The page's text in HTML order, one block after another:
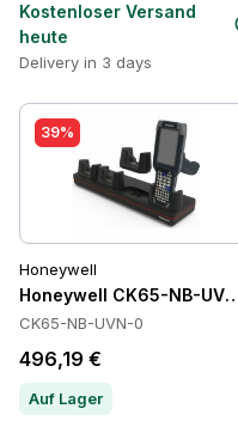
Kostenloser Versand
heute
Delivery in 3 days
39%
Honeywell
Honeywell CK65-NB-
CK65-NB-UVN-0
496,19 €
Auf Lager